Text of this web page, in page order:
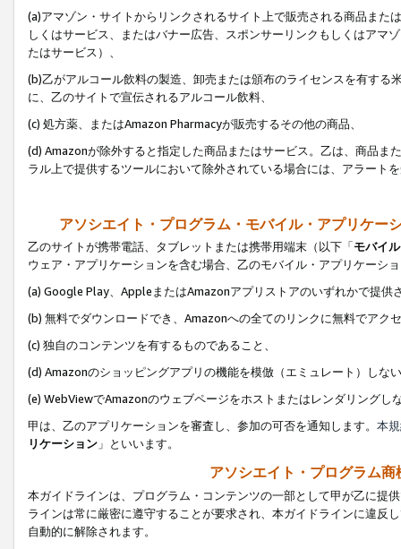
(a)アマゾン・サイトからリンクされるサイト上で販売される商品ま
しくはサービス、またはバナー広告、スポンサーリンクもしくはアマ
たはサービス）、
(b)乙がアルコール飲料の製造、卸売または頒布のライセンスを有す
に、乙のサイトで宣伝されるアルコール飲料、
(c) 処方薬、またはAmazon Pharmacyが販売するその他の商品、
(d) Amazonが除外すると指定した商品またはサービス。乙は、商品ま
ラル上で提供するツールにおいて除外されている場合には、アラート
アソシエイト・プログラム・モバイル・アプリケー
乙のサイトが携帯電話、タブレットまたは携帯用端末（以下「モバイ
ウェア・アプリケーションを含む場合、乙のモバイル・アプリケーシ
(a) Google Play、AppleまたはAmazonアプリストアのいずれかで提供
(b) 無料でダウンロードでき、Amazonへの全てのリンクに無料でアク
(c) 独自のコンテンツを有するものであること、
(d) Amazonのショッピングアプリの機能を模倣（エミュレート）しな
(e) WebViewでAmazonのウェブページをホストまたはレンダリングし
甲は、乙のアプリケーションを審査し、参加の可否を通知します。 本
リケーション 」といいます。
アソシエイト・プログラム
本ガイドラインは、プログラム・コンテンツの一部として甲が乙に提
ラインは常に厳密に遵守することが要求され、本ガイドラインに違反
自動的に解除されます。